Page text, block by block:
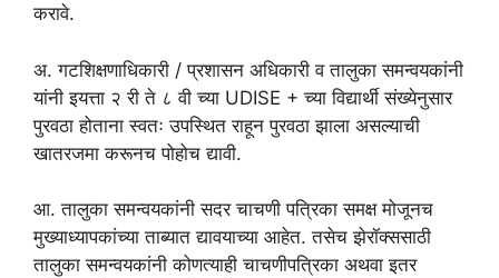
करावे.
अ. गटशिक्षणाधिकारी / प्रशासन अधिकारी व तालुका समन्वयकांनी
यांनी इयत्ता २ री ते ८ वी च्या UDISE + च्या विद्यार्थी संख्येनुसार
पुरवठा होताना स्वतः उपस्थित राहून पुरवठा झाला असल्याची
खातरजमा करूनच पोहोच द्यावी.
आ. तालुका समन्वयकांनी सदर चाचणी पत्रिका समक्ष मोजूनच
मुख्याध्यापकांच्या ताब्यात द्यावयाच्या आहेत. तसेच झेरॉक्ससाठी
तालुका समन्वयकांनी कोणत्याही चाचणीपत्रिका अथवा इतर